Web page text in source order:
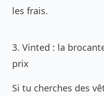
les frais.
3. Vinted : la
prix
Si tu cherches des